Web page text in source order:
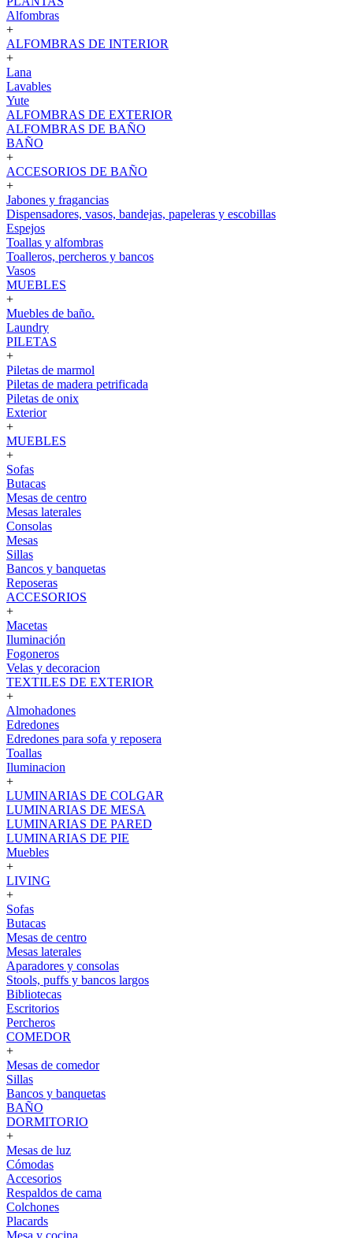
Alfombras
+
ALFOMBRAS DE INTERIOR
+
Lana
Lavables
Yute
ALFOMBRAS DE EXTERIOR
ALFOMBRAS DE BAÑO
BAÑO
+
ACCESORIOS DE BAÑO
+
Jabones y fragancias
Dispensadores, vasos, bandejas, papeleras y escobillas
Espejos
Toallas y alfombras
Toalleros, percheros y bancos
Vasos
MUEBLES
+
Muebles de baño.
Laundry
PILETAS
+
Piletas de marmol
Piletas de madera petrificada
Piletas de onix
Exterior
+
MUEBLES
+
Sofas
Butacas
Mesas de centro
Mesas laterales
Consolas
Mesas
Sillas
Bancos y banquetas
Reposeras
ACCESORIOS
+
Macetas
Iluminación
Fogoneros
Velas y decoracion
TEXTILES DE EXTERIOR
+
Almohadones
Edredones
Edredones para sofa y reposera
Toallas
Iluminacion
+
LUMINARIAS DE COLGAR
LUMINARIAS DE MESA
LUMINARIAS DE PARED
LUMINARIAS DE PIE
Muebles
+
LIVING
+
Sofas
Butacas
Mesas de centro
Mesas laterales
Aparadores y consolas
Stools, puffs y bancos largos
Bibliotecas
Escritorios
Percheros
COMEDOR
+
Mesas de comedor
Sillas
Bancos y banquetas
BAÑO
DORMITORIO
+
Mesas de luz
Cómodas
Accesorios
Respaldos de cama
Colchones
Placards
Mesa y cocina